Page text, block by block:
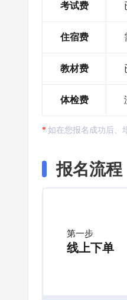
考试费
住宿费
教材费
体检费
如在您报名成功后、
报名流程
第一步
线上下单